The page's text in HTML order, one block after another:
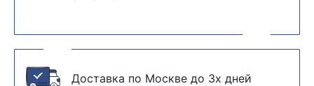
Доставка по Москве до 3х дней